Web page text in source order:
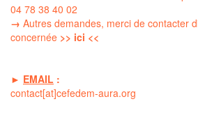
04 78 38 40 02
→ Autres demandes, merci de contacter
concernée >> ici <<
► EMAIL :
contact[at]cefedem-aura.org